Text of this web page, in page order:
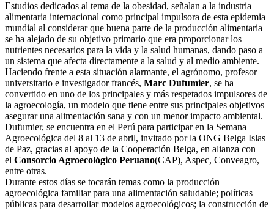
Estudios dedicados al tema de la obesidad, señalan a la industria
alimentaria internacional como principal impulsora de esta epidemia
mundial al considerar que buena parte de la producción alimentaria
se ha alejado de su objetivo primario que era proporcionar los
nutrientes necesarios para la vida y la salud humanas, dando paso a
un sistema que afecta directamente a la salud y al medio ambiente.
Haciendo frente a esta situación alarmante, el agrónomo, profesor
universitario e investigador francés, Marc Dufumier, se ha
convertido en uno de los principales y más respetados impulsores de
la agroecología, un modelo que tiene entre sus principales objetivos
asegurar una alimentación sana y con un menor impacto ambiental.
Dufumier, se encuentra en el Perú para participar en la Semana
Agroecológica del 8 al 13 de abril, invitado por la ONG Belga Islas
de Paz, gracias al apoyo de la Cooperación Belga, en alianza con
el Consorcio Agroecológico Peruano(CAP), Aspec, Conveagro,
entre otras.
Durante estos días se tocarán temas como la producción
agroecológica familiar para una alimentación saludable; políticas
públicas para desarrollar modelos agroecológicos; la construcción de